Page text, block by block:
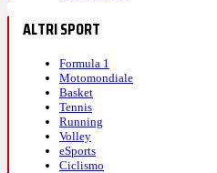
ALTRI SPORT
Formula 1
Motomondiale
Basket
Tennis
Running
Volley
eSports
Ciclismo